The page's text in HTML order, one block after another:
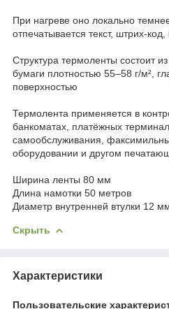
При нагреве оно локально
отпечатывается текст, штрих-
Структура термоленты состоит
бумаги плотностью 55–58 г/м²,
поверхностью
Термолента применяется в
банкоматах, платёжных
самообслуживания,
оборудовании и другом
Ширина ленты 80 мм
Длина намотки 50 метров
Диаметр внутренней втулки 12
Скрыть
Характеристики
Пользовательские